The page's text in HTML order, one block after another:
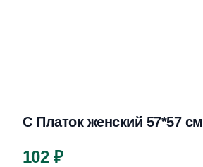
С Платок женский 57*57 см
102 ₽